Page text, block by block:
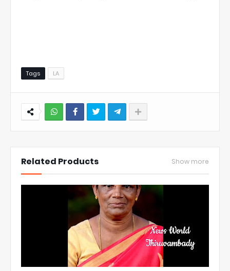
Tags LA
Related Products Show more